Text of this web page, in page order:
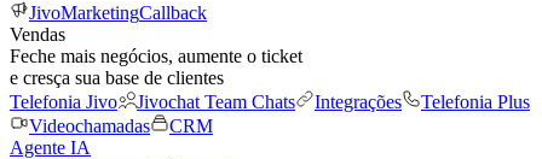
JivoMarketingCallback
Vendas
Feche mais negócios, aumente o ticket
e cresça sua base de clientes
Telefonia Jivo
Jivochat Team Chats Integrações
Telefonia Plus
Videochamadas
CRM
Agente IA